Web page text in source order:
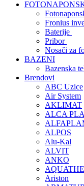
Fronius
Baterije
Pribor
Nosači za
BAZENI
Bazenska
Brendovi
ABC Uzice
Air System
AKLIMAT
ALCA
ALPOS
Alu-Kal
ALVIT
ANKO
Ariston